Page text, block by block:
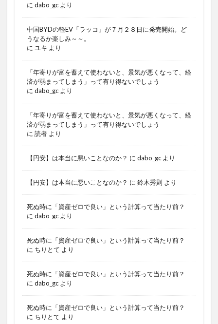
に dabo_gc より
中国BYDの軽EV「ラッコ」が７月２８日に発売開始。ど
うなるか楽しみ～～。
に ユキ より
「年寄りが富を蓄えて使わないと、景気が悪くなって、経
済が弱まってしまう」って有り得ないでしょう
に dabo_gc より
「年寄りが富を蓄えて使わないと、景気が悪くなって、経
済が弱まってしまう」って有り得ないでしょう
に 読者 より
【円安】は本当に悪いことなのか？ に dabo_gc より
【円安】は本当に悪いことなのか？ に 鈴木秀則 より
死ぬ時に「資産ゼロで良い」という計算って当たり前？
に dabo_gc より
死ぬ時に「資産ゼロで良い」という計算って当たり前？
に ちりとて より
死ぬ時に「資産ゼロで良い」という計算って当たり前？
に dabo_gc より
死ぬ時に「資産ゼロで良い」という計算って当たり前？
に ちりとて より